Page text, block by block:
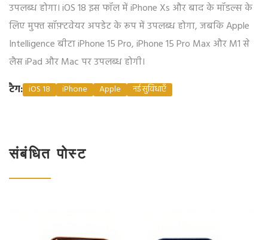
उपलब्ध होगा। iOS 18 इस फॉल में iPhone Xs और बाद के मॉडल्स के
लिए मुफ्त सॉफ़्टवेयर अपडेट के रूप में उपलब्ध होगा, जबकि Apple
Intelligence बीटा iPhone 15 Pro, iPhone 15 Pro Max और M1 से
लैस iPad और Mac पर उपलब्ध होगी।
टैग: iOS 18 iPhone Apple नई सुविधाएँ
संबंधित पोस्ट